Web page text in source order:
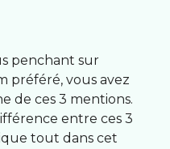
penchant sur
préféré, vous avez
de ces 3 mentions.
entre ces 3
tout dans cet